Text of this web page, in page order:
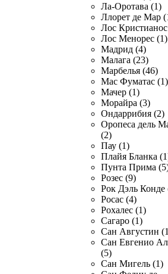
Ла-Оротава (1)
Ллорет де Мар
Лос
Лос Менорес (1)
Мадрид (4)
Малага (23)
Марбелья (46)
Мас Фуматас (1)
Мачер (1)
Морайра (3)
Ондаррибия (2)
Оропеса дель
(2)
Пау (1)
Плайя Бланка
Пунта Прима
Розес (9)
Рок Дэль Конде
Росас (4)
Рохалес (1)
Сагаро (1)
Сан Августин
Сан Евгенио
(5)
Сан Мигель (1)